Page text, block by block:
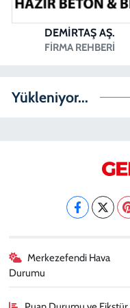
DEMİRTAŞ AŞ.
FIRMA REHBERI
Yükleniyor...
Merkezefendi Hava
Durumu